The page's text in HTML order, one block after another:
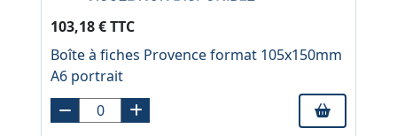
103,18 € TTC
Boîte à fiches Provence format 105x150mm
A6 portrait